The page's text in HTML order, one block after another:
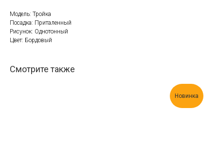
Модель: Тройка
Посадка: Приталенный
Рисунок: Однотонный
Цвет: Бордовый
Смотрите также
Новинка